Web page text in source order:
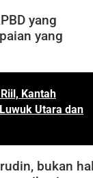
yang
yang
Kantah
Utara dan
bukan